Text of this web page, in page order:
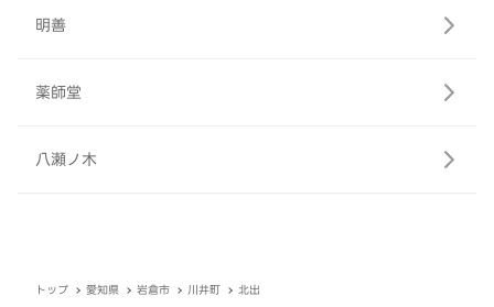
明善
薬師堂
八瀬ノ木
トップ 愛知県 岩倉市 川井町 北出